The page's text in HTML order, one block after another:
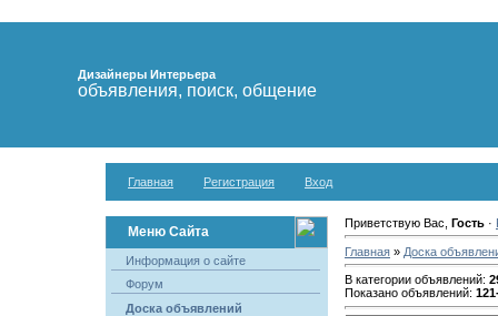
Дизайнеры Интерьера
объявления, поиск, общение
Главная Регистрация Вход
Меню Сайта
Информация о сайте
Форум
Доска объявлений
Приветствую Вас, Гость·
Главная» Доска
В категории объявлений:
Показано объявлений: